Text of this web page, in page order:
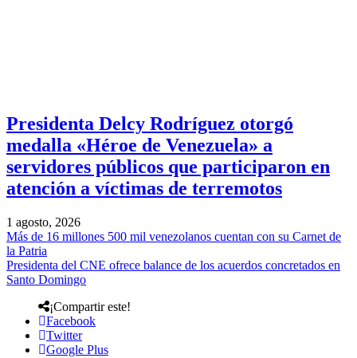
Presidenta Delcy Rodríguez otorgó
medalla «Héroe de Venezuela» a
servidores públicos que participaron en
atención a víctimas de terremotos
1 agosto, 2026
Más de 16 millones 500 mil venezolanos cuentan con su Carnet de
la Patria
Presidenta del CNE ofrece balance de los acuerdos concretados en
Santo Domingo
¡Compartir este!
Facebook
Twitter
Google Plus